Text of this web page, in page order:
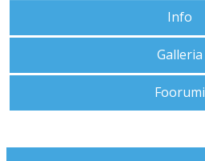
Info
Galleria
Foorumi